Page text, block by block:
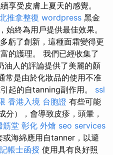
享受皮膚上夏天的感覺。
推拿整復 wordpress 黑金
終為用戶提供最佳效果。
多虧了創新，這種面霜變得更
的護理。 我們已經收集了
人的評論提供了美麗的顏
常是由於化妝品的使用不准
起的自tanning副作用。 ssl
香港入境 台胞證 有些可能
），會導致皮疹，頭暈，
筋堂 彰化 外燴 seo services
或海綿應用自tanner，以避
記帳士函授 使用具有良好照